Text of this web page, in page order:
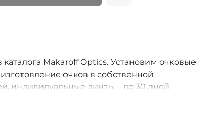
Makaroff Optics. Установим очковые
очков в собственной
индивидуальные линзы – до 30 дней.